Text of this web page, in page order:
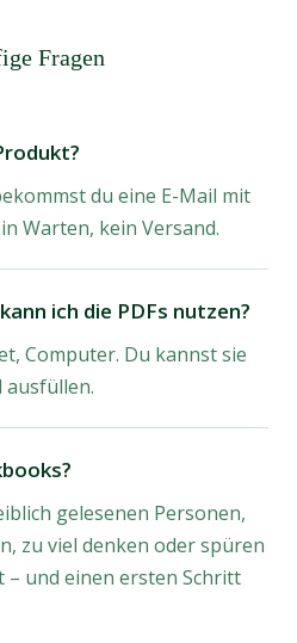
Fragen
du eine E-Mail mit
Warten, kein Versand.
ich die PDFs nutzen?
Computer. Du kannst sie
ausfüllen.
gelesenen Personen,
zu viel denken oder spüren
– und einen ersten Schritt